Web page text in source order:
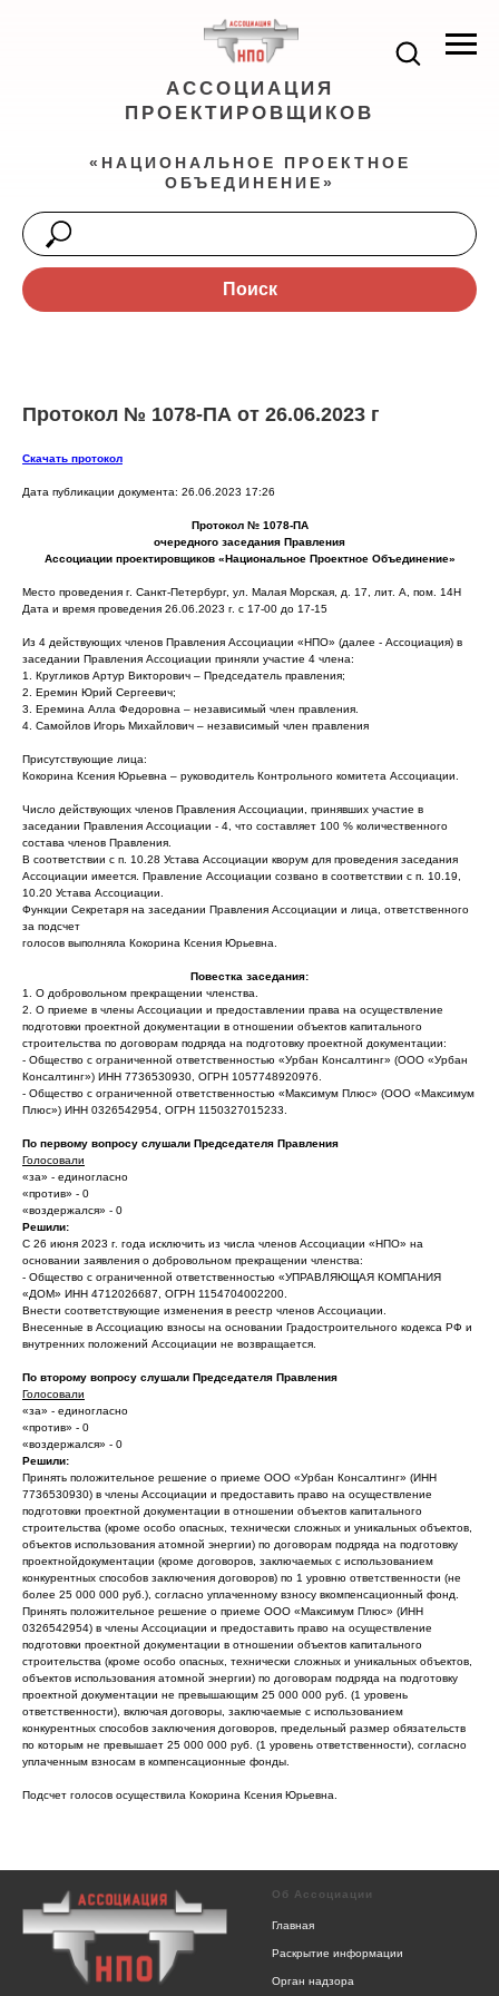
АССОЦИАЦИЯ
ПРОЕКТИРОВЩИКОВ
«НАЦИОНАЛЬНОЕ ПРОЕКТНОЕ
ОБЪЕДИНЕНИЕ»
Поиск
Протокол № 1078-ПА от 26.06.2023 г
Скачать протокол
Дата публикации документа: 26.06.2023 17:26
Протокол № 1078-ПА
очередного заседания Правления
Ассоциации проектировщиков «Национальное Проектное Объединение»
Место проведения г. Санкт-Петербург, ул. Малая Морская, д. 17, лит. А, пом. 14Н
Дата и время проведения 26.06.2023 г. с 17-00 до 17-15
Из 4 действующих членов Правления Ассоциации «НПО» (далее - Ассоциация) в
заседании Правления Ассоциации приняли участие 4 члена:
1. Кругликов Артур Викторович – Председатель правления;
2. Еремин Юрий Сергеевич;
3. Еремина Алла Федоровна – независимый член правления.
4. Самойлов Игорь Михайлович – независимый член правления
Присутствующие лица:
Кокорина Ксения Юрьевна – руководитель Контрольного комитета Ассоциации.
Число действующих членов Правления Ассоциации, принявших участие в
заседании Правления Ассоциации - 4, что составляет 100 % количественного
состава членов Правления.
В соответствии с п. 10.28 Устава Ассоциации кворум для проведения заседания
Ассоциации имеется. Правление Ассоциации созвано в соответствии с п. 10.19,
10.20 Устава Ассоциации.
Функции Секретаря на заседании Правления Ассоциации и лица, ответственного
за подсчет
голосов выполняла Кокорина Ксения Юрьевна.
Повестка заседания:
1. О добровольном прекращении членства.
2. О приеме в члены Ассоциации и предоставлении права на осуществление
подготовки проектной документации в отношении объектов капитального
строительства по договорам подряда на подготовку проектной документации:
- Общество с ограниченной ответственностью «Урбан Консалтинг» (ООО «Урбан
Консалтинг») ИНН 7736530930, ОГРН 1057748920976.
- Общество с ограниченной ответственностью «Максимум Плюс» (ООО «Максимум
Плюс») ИНН 0326542954, ОГРН 1150327015233.
По первому вопросу слушали Председателя Правления
Голосовали
«за» - единогласно
«против» - 0
«воздержался» - 0
Решили:
С 26 июня 2023 г. года исключить из числа членов Ассоциации «НПО» на
основании заявления о добровольном прекращении членства:
- Общество с ограниченной ответственностью «УПРАВЛЯЮЩАЯ КОМПАНИЯ
«ДОМ» ИНН 4712026687, ОГРН 1154704002200.
Внести соответствующие изменения в реестр членов Ассоциации.
Внесенные в Ассоциацию взносы на основании Градостроительного кодекса РФ и
внутренних положений Ассоциации не возвращается.
По второму вопросу слушали Председателя Правления
Голосовали
«за» - единогласно
«против» - 0
«воздержался» - 0
Решили:
Принять положительное решение о приеме ООО «Урбан Консалтинг» (ИНН
7736530930) в члены Ассоциации и предоставить право на осуществление
подготовки проектной документации в отношении объектов капитального
строительства (кроме особо опасных, технически сложных и уникальных объектов,
объектов использования атомной энергии) по договорам подряда на подготовку
проектнойдокументации (кроме договоров, заключаемых с использованием
конкурентных способов заключения договоров) по 1 уровню ответственности (не
более 25 000 000 руб.), согласно уплаченному взносу вкомпенсационный фонд.
Принять положительное решение о приеме ООО «Максимум Плюс» (ИНН
0326542954) в члены Ассоциации и предоставить право на осуществление
подготовки проектной документации в отношении объектов капитального
строительства (кроме особо опасных, технически сложных и уникальных объектов,
объектов использования атомной энергии) по договорам подряда на подготовку
проектной документации не превышающим 25 000 000 руб. (1 уровень
ответственности), включая договоры, заключаемые с использованием
конкурентных способов заключения договоров, предельный размер обязательств
по которым не превышает 25 000 000 руб. (1 уровень ответственности), согласно
уплаченным взносам в компенсационные фонды.
Подсчет голосов осуществила Кокорина Ксения Юрьевна.
Об Ассоциации
Главная
Раскрытие информации
Орган надзора